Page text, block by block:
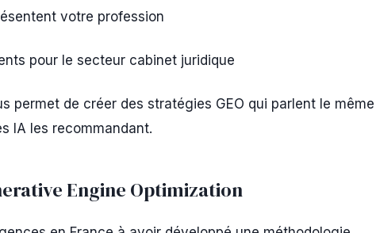
votre profession
pour le secteur cabinet juridique
permet de créer des stratégies GEO qui parlent le même
IA les recommandant.
Engine Optimization